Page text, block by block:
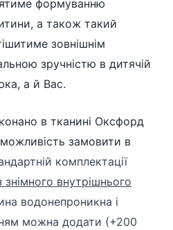
формуванню
а також такий
зовнішнім
зручністю в дитячій
а й Вас.
в тканині Оксфорд
замовити в
комплектації
знімного внутрішнього
водонепроникна і
можна додати (+200